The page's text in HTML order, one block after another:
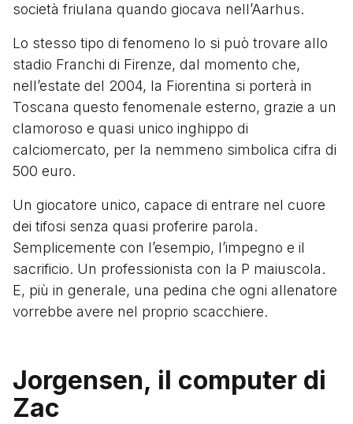
società friulana quando giocava nell’Aarhus.
Lo stesso tipo di fenomeno lo si può trovare allo
stadio Franchi di Firenze, dal momento che,
nell’estate del 2004, la Fiorentina si porterà in
Toscana questo fenomenale esterno, grazie a un
clamoroso e quasi unico inghippo di
calciomercato, per la nemmeno simbolica cifra di
500 euro.
Un giocatore unico, capace di entrare nel cuore
dei tifosi senza quasi proferire parola.
Semplicemente con l’esempio, l’impegno e il
sacrificio. Un professionista con la P maiuscola.
E, più in generale, una pedina che ogni allenatore
vorrebbe avere nel proprio scacchiere.
Jorgensen, il computer di
Zac